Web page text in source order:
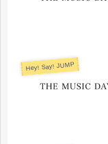
Hey! Say! JUMP